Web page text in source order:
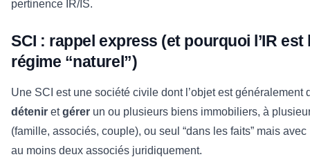
pertinence IR/IS.
SCI : rappel express (et pourquoi l’IR est
régime “naturel”)
Une SCI est une société civile dont l’objet est généralement
détenir etgérer un ou plusieurs biens immobiliers, à
(famille, associés, couple), ou seul “dans les faits” mais avec
au moins deux associés juridiquement.